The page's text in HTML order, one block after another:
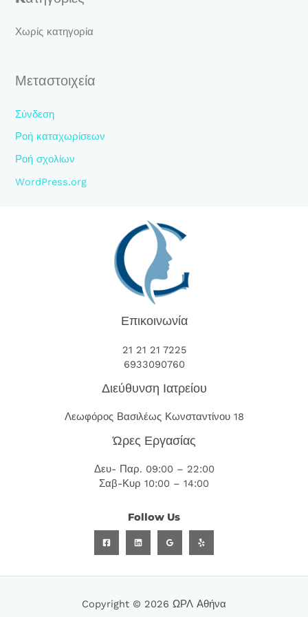
γ
:
Χωρίς κατηγορία
Μεταστοιχεία
Σύνδεση
Ροή καταχωρίσεων
Ροή σχολίων
WordPress.org
Επικοινωνία
21 21 21 7225
6933090760
Διεύθυνση Ιατρείου
Λεωφόρος Βασιλέως Κωνσταντίνου 18
Ώρες Εργασίας
Δευ- Παρ. 09:00 – 22:00
Σαβ-Κυρ 10:00 – 14:00
Follow Us
Copyright © 2026 ΩΡΛ Αθήνα